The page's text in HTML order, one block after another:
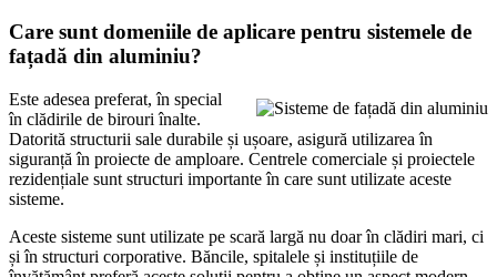
Care sunt domeniile de aplicare pentru sistemele de
fațadă din aluminiu?
Este adesea preferat, în special
în clădirile de birouri înalte.
Datorită structurii sale durabile și ușoare, asigură utilizarea în
siguranță în proiecte de amploare. Centrele comerciale și proiectele
rezidențiale sunt structuri importante în care sunt utilizate aceste
sisteme.
Aceste sisteme sunt utilizate pe scară largă nu doar în clădiri mari, ci
și în structuri corporative. Băncile, spitalele și instituțiile de